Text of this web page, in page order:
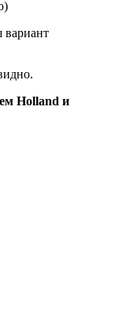
вариант
Holland и